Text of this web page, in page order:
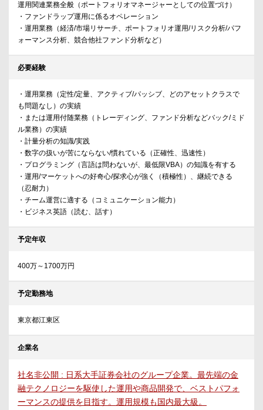
運用関連業務全般（ポートフォリオマネージャーとしての位置づけ）
・ファンドラップ運用に係るオペレーション
・運用業務（経済/市場リサーチ、ポートフォリオ運用/リスク分析/パフ
ォーマンス分析、競合他社ファンド分析など）
必要経験
・運用業務（定性/定量、アクティブ/パッシブ、どのアセットクラスで
も問題なし）の実績
・または運用付随業務（トレーディング、ファンド分析などバック/ミド
ル業務）の実績
・計量分析の知識/実践
・数字の扱いが苦にならない/慣れている（正確性、迅速性）
・プログラミング（言語は問わないが、最低限VBA）の知識を有する
・運用/マーケットへの好奇心/探求心が強く（積極性）、継続できる
（忍耐力）
・チーム運営に適する（コミュニケーション能力）
・ビジネス英語（読む、話す）
予定年収
400万～1700万円
予定勤務地
東京都江東区
企業名
社名非公開 : 日系大手証券会社のグループ企業。最先端の金
融テクノロジーを駆使した運用や商品開発で、ベストパフォ
ーマンスの提供を目指す。運用規模も国内最大級。